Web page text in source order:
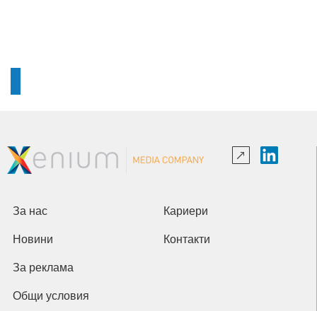
За нас Кариери
Новини Контакти
За реклама
Общи условия